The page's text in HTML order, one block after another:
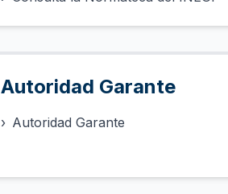
Autoridad Garante
› Autoridad Garante